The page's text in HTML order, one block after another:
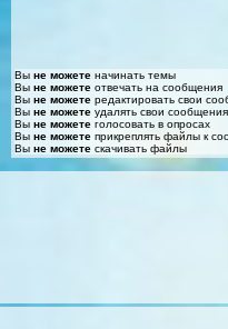
Вы не можете начинать темы
Вы не можете отвечать на сообщения
Вы не можете редактировать свои
Вы не можете удалять свои сообщения
Вы не можете голосовать в опросах
Вы не можете прикреплять файлы к
Вы не можете скачивать файлы